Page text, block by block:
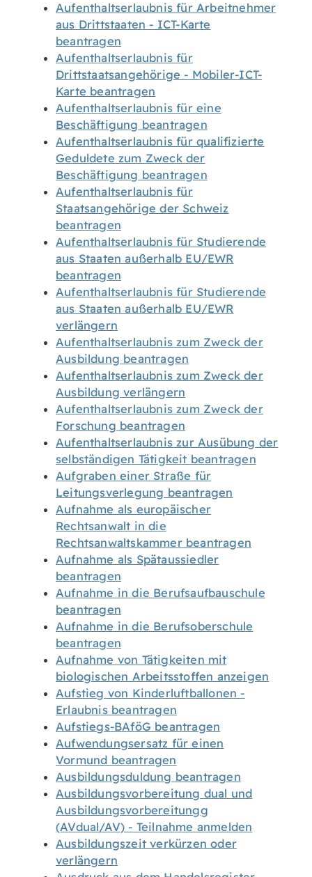
Aufenthaltserlaubnis für Arbeitnehmer
aus Drittstaaten - ICT-Karte
beantragen
Aufenthaltserlaubnis für
Drittstaatsangehörige - Mobiler-ICT-
Karte beantragen
Aufenthaltserlaubnis für eine
Beschäftigung beantragen
Aufenthaltserlaubnis für qualifizierte
Geduldete zum Zweck der
Beschäftigung beantragen
Aufenthaltserlaubnis für
Staatsangehörige der Schweiz
beantragen
Aufenthaltserlaubnis für Studierende
aus Staaten außerhalb EU/EWR
beantragen
Aufenthaltserlaubnis für Studierende
aus Staaten außerhalb EU/EWR
verlängern
Aufenthaltserlaubnis zum Zweck der
Ausbildung beantragen
Aufenthaltserlaubnis zum Zweck der
Ausbildung verlängern
Aufenthaltserlaubnis zum Zweck der
Forschung beantragen
Aufenthaltserlaubnis zur Ausübung der
selbständigen Tätigkeit beantragen
Aufgraben einer Straße für
Leitungsverlegung beantragen
Aufnahme als europäischer
Rechtsanwalt in die
Rechtsanwaltskammer beantragen
Aufnahme als Spätaussiedler
beantragen
Aufnahme in die Berufsaufbauschule
beantragen
Aufnahme in die Berufsoberschule
beantragen
Aufnahme von Tätigkeiten mit
biologischen Arbeitsstoffen anzeigen
Aufstieg von Kinderluftballonen -
Erlaubnis beantragen
Aufstiegs-BAföG beantragen
Aufwendungsersatz für einen
Vormund beantragen
Ausbildungsduldung beantragen
Ausbildungsvorbereitung dual und
Ausbildungsvorbereitungg
(AVdual/AV) - Teilnahme anmelden
Ausbildungszeit verkürzen oder
verlängern